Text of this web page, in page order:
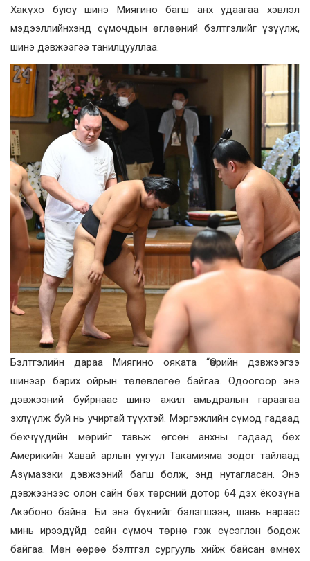
Хакүхо буюу шинэ Миягино багш анх удаагаа хэвлэл
мэдээллийнхэнд сүмочдын өглөөний бэлтгэлийг үзүүлж,
шинэ дэвжээгээ танилцууллаа.
Бэлтгэлийн дараа Миягино ояката “Өөрийн дэвжээгээ
шинээр барих ойрын төлөвлөгөө байгаа. Одоогоор энэ
дэвжээний буйрнаас шинэ ажил амьдралын гараагаа
эхлүүлж буй нь учиртай түүхтэй. Мэргэжлийн сүмод гадаад
бөхчүүдийн мөрийг тавьж өгсөн анхны гадаад бөх
Америкийн Хавай арлын уугуул Такамияма зодог тайлаад
Азүмазэки дэвжээний багш болж, энд нутагласан. Энэ
дэвжээнээс олон сайн бөх төрсний дотор 64 дэх ёкозүна
Акэбоно байна. Би энэ бүхнийг бэлэгшээн, шавь нараас
минь ирээдүйд сайн сүмоч төрнө гэж сүсэглэн бодож
байгаа. Мөн өөрөө бэлтгэл сургууль хийж байсан өмнөх